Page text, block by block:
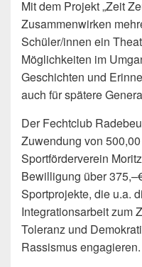
Mit dem Projekt „Zeit
Zusammenwirken
Schüler/innen ein
Möglichkeiten im
Geschichten und
auch für spätere
Der Fechtclub
Zuwendung von
Sportförderverein
Bewilligung über
Sportprojekte, die u.a.
Integrationsarbeit zum
Toleranz und
Rassismus engagieren.